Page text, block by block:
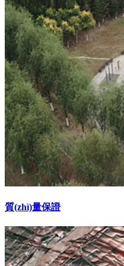
質(zhì)量保證